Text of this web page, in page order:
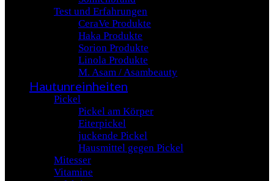
Test und Erfahrungen
CeraVe Produkte
Haka Produkte
Sorion Produkte
Linola Produkte
M. Asam / Asambeauty
Hautunreinheiten
Pickel
Pickel am Körper
Eiterpickel
juckende Pickel
Hausmittel gegen Pickel
Mitesser
Vitamine